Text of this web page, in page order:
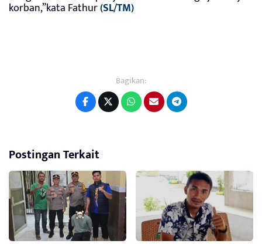
korban,”kata Fathur(SL/TM)
Bagikan:
Postingan Terkait